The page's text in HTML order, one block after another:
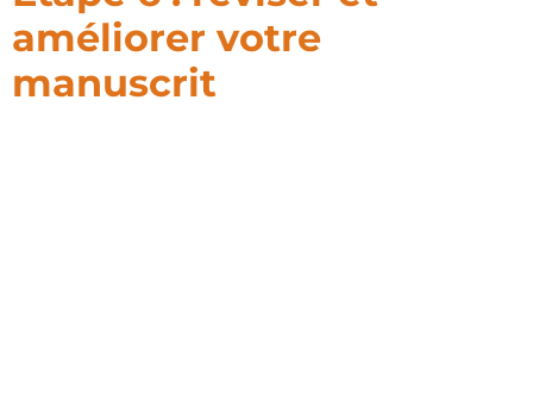
améliorer votre
manuscrit